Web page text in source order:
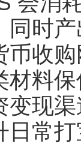
同时
币收
材料
变现
日常